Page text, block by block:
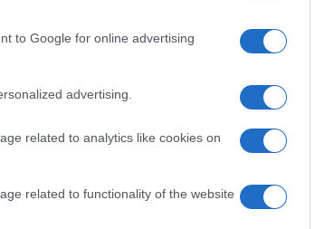
to Google for online advertising
advertising.
related to analytics like cookies on
related to functionality of the website
Κωνσταντίνου